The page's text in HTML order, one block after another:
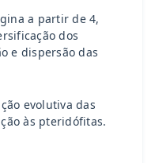
a partir de 4,
dos
e dispersão das
evolutiva das
às pteridófitas.